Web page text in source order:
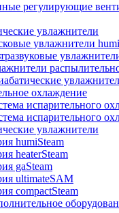
регулирующие
увлажнители
увлажнители
охлаждение
испарительного
испарительного
увлажнители
humiSteam
heaterSteam
gaSteam
ultimateSAM
compactSteam